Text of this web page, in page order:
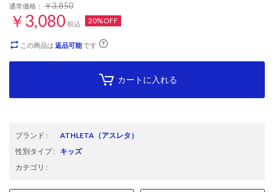
通常価格： ￥3,850
￥3,080 税込 20%OFF
この商品は 返品可能です
カートに入れる
ブランド : ATHLETA （アスレタ）
性別タイプ: キッズ
カテゴリ :